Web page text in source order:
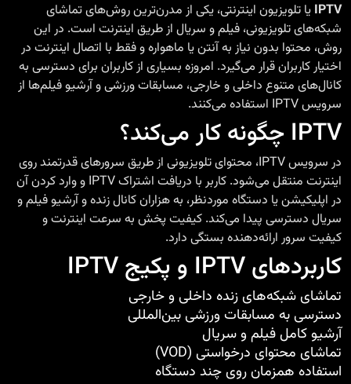
IPTV یا تلویزیون اینترنتی، یکی از مدرن‌ترین روش‌های تماشای
شبکه‌های تلویزیونی، فیلم و سریال از طریق اینترنت است. در این
روش، محتوا بدون نیاز به آنتن یا ماهواره و فقط با اتصال اینترنت در
اختیار کاربران قرار می‌گیرد. امروزه بسیاری از کاربران برای دسترسی به
کانال‌های متنوع داخلی و خارجی، مسابقات ورزشی و آرشیو فیلم‌ها از
سرویس IPTV استفاده می‌کنند.
IPTV چگونه کار می‌کند؟
در سرویس IPTV، محتوای تلویزیونی از طریق سرورهای قدرتمند روی
اینترنت منتقل می‌شود. کاربر با دریافت اشتراک IPTV و وارد کردن آن
در اپلیکیشن یا دستگاه موردنظر، به هزاران کانال زنده و آرشیو فیلم و
سریال دسترسی پیدا می‌کند. کیفیت پخش به سرعت اینترنت و
کیفیت سرور ارائه‌دهنده بستگی دارد.
کاربردهای IPTV و پکیج IPTV
تماشای شبکه‌های زنده داخلی و خارجی
دسترسی به مسابقات ورزشی بین‌المللی
آرشیو کامل فیلم و سریال
تماشای محتوای درخواستی (VOD)
استفاده همزمان روی چند دستگاه